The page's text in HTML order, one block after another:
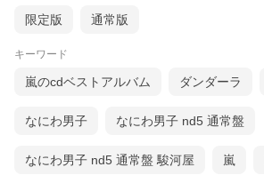
限定版 通常版
キーワード
嵐のcdベストアルバム ダンダーラ
なにわ男子 なにわ男子 nd5 通常盤
なにわ男子 nd5 通常盤 駿河屋 嵐